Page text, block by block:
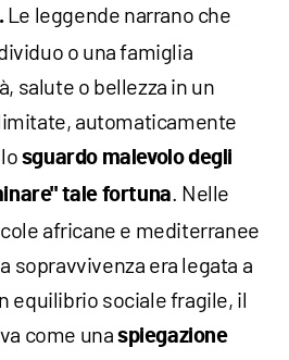
Le leggende narrano che
o una famiglia
salute o bellezza in un
automaticamente
sguardo malevolo degli
tale fortuna. Nelle
africane e mediterranee
sopravvivenza era legata a
equilibrio sociale fragile, il
come unaspiegazione